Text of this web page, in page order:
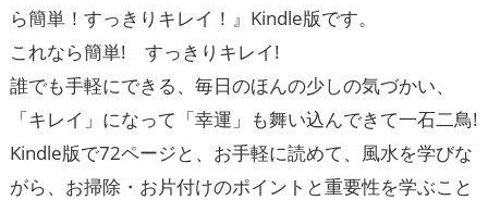
ら簡単！すっきりキレイ！』Kindle版です。
これなら簡単! すっきりキレイ!
誰でも手軽にできる、毎日のほんの少しの気づかい、
「キレイ」になって「幸運」も舞い込んできて一石二鳥!
Kindle版で72ページと、お手軽に読めて、風水を学びな
がら、お掃除・お片付けのポイントと重要性を学ぶこと